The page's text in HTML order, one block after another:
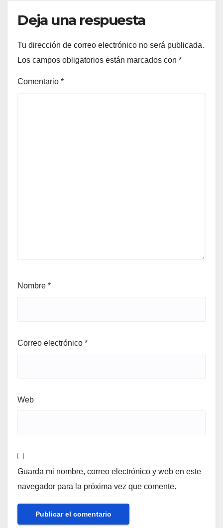
Deja una respuesta
Tu dirección de correo electrónico no será publicada.
Los campos obligatorios están marcados con *
Comentario *
Nombre *
Correo electrónico *
Web
Guarda mi nombre, correo electrónico y web en este
navegador para la próxima vez que comente.